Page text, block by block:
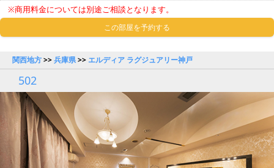
※商用料金については別途ご相談となります。
この部屋を予約する
関西地方>>兵庫県>> エルディア ラグジュアリー神戸
502